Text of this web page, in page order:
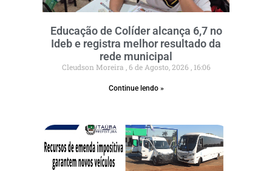
Educação de Colíder alcança 6,7 no
Ideb e registra melhor resultado da
rede municipal
Cleudson Moreira 6 de Agosto, 2026 16:06
Continue lendo »